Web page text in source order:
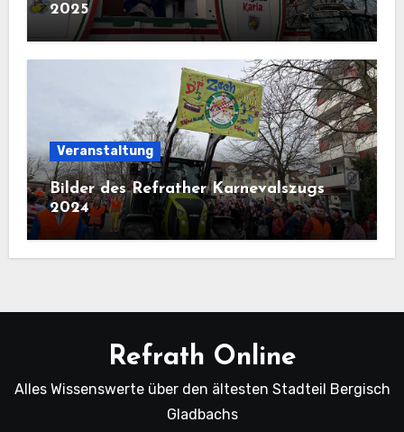
2025
Veranstaltung
Bilder des Refrather Karnevalszugs
2024
Refrath Online
Alles Wissenswerte über den ältesten Stadteil Bergisch
Gladbachs